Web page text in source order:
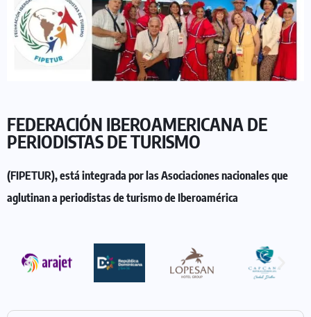
FEDERACIÓN IBEROAMERICANA DE
PERIODISTAS DE TURISMO
(FIPETUR), está integrada por las Asociaciones nacionales que
aglutinan a periodistas de turismo de Iberoamérica